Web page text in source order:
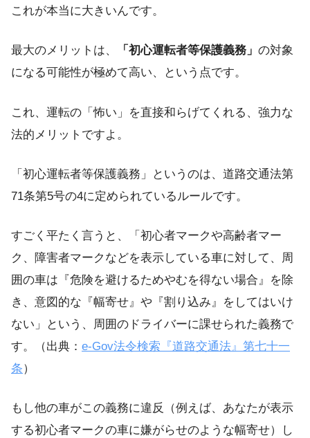
これが本当に大きいんです。
最大のメリットは、 「初心運転者等保護義務」 の対象
になる可能性が極めて高い、という点です。
これ、運転の「怖い」を直接和らげてくれる、強力な
法的メリットですよ。
「初心運転者等保護義務」というのは、道路交通法第
71条第5号の4に定められているルールです。
すごく平たく言うと、「初心者マークや高齢者マー
ク、障害者マークなどを表示している車に対して、周
囲の車は『危険を避けるためやむを得ない場合』を除
き、意図的な『幅寄せ』や『割り込み』をしてはいけ
ない」という、周囲のドライバーに課せられた義務で
す。（出典： e-Gov法令検索『道路交通法』第七十一
条）
もし他の車がこの義務に違反（例えば、あなたが表示
する初心者マークの車に嫌がらせのような幅寄せ）し